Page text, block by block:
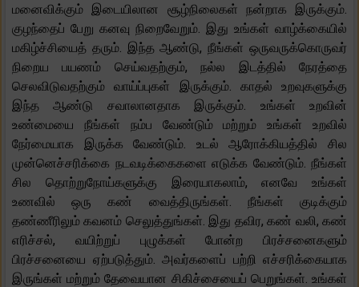
மனைவிக்கும் இடையிலான சூழ்நிலைகள் நன்றாக இருக்கும்.
குழந்தைப் பேறு கனவு நிறைவேறும். இது உங்கள் வாழ்க்கையில்
மகிழ்ச்சியைத் தரும். இந்த ஆண்டு, நீங்கள் ஒருவருக்கொருவர்
நிறைய பயணம் செய்வதற்கும், நல்ல இடத்தில் நேரத்தை
செலவிடுவதற்கும் வாய்ப்புகள் இருக்கும். காதல் உறவுகளுக்கு
இந்த ஆண்டு சவாலானதாக இருக்கும். உங்கள் உறவின்
உண்மையை நீங்கள் நம்ப வேண்டும் மற்றும் உங்கள் உறவில்
நேர்மையாக இருக்க வேண்டும். உடல் ஆரோக்கியத்தில் சில
முன்னெச்சரிக்கை நடவடிக்கைகளை எடுக்க வேண்டும். நீங்கள்
சில தொற்றுநோய்களுக்கு இரையாகலாம், எனவே உங்கள்
உணவில் ஒரு கண் வைத்திருங்கள். நீங்கள் குடிக்கும்
தண்ணீரிலும் கவனம் செலுத்துங்கள். இது தவிர, கண் வலி, கண்
எரிச்சல், வயிற்றுப் புழுக்கள் போன்ற பிரச்சனைகளும்
பிரச்சனையை ஏற்படுத்தும். அவர்களைப் பற்றி எச்சரிக்கையாக
இருங்கள் மற்றும் தேவையான சிகிச்சையைப் பெறுங்கள். உங்கள்